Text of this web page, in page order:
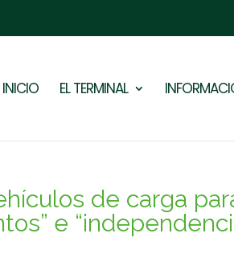
INICIO EL TERMINAL
de carga
e